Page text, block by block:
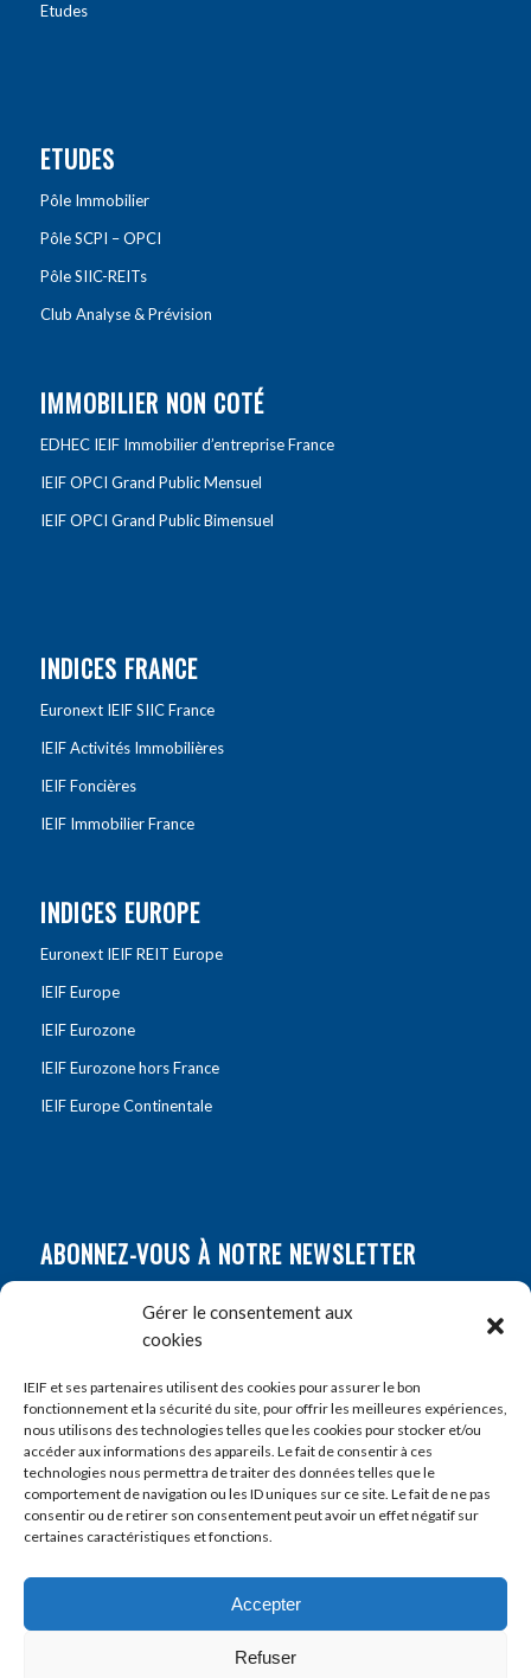
Gérer le consentement aux
cookies
IEIF et ses partenaires utilisent des cookies pour assurer le bon
fonctionnement et la sécurité du site, pour offrir les meilleures expériences,
nous utilisons des technologies telles que les cookies pour stocker et/ou
accéder aux informations des appareils. Le fait de consentir à ces
technologies nous permettra de traiter des données telles que le
comportement de navigation ou les ID uniques sur ce site. Le fait de ne pas
consentir ou de retirer son consentement peut avoir un effet négatif sur
certaines caractéristiques et fonctions.
Accepter
Refuser
Etudes
ETUDES
Pôle Immobilier
Pôle SCPI – OPCI
Pôle SIIC-REITs
Club Analyse & Prévision
IMMOBILIER NON COTÉ
EDHEC IEIF Immobilier d’entreprise France
IEIF OPCI Grand Public Mensuel
IEIF OPCI Grand Public Bimensuel
INDICES FRANCE
Euronext IEIF SIIC France
IEIF Activités Immobilières
IEIF Foncières
IEIF Immobilier France
INDICES EUROPE
Euronext IEIF REIT Europe
IEIF Europe
IEIF Eurozone
IEIF Eurozone hors France
IEIF Europe Continentale
ABONNEZ-VOUS À NOTRE NEWSLETTER
Prénom*
E-mail*